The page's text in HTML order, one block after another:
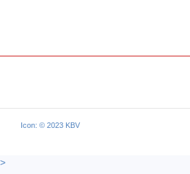
Icon: © 2023 KBV
>